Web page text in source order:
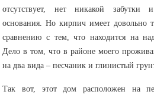
отсутствует, нет никакой забутки
основания. Но кирпич имеет довольно
сравнению с тем, что находится на
Дело в том, что в районе моего
на два вида – песчаник и глинистый
Так вот, этот дом расположен на